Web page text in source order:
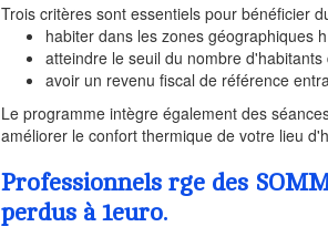
Trois critères sont essentiels pour bénéficier
habiter dans les zones géographiques
atteindre le seuil du nombre
avoir un revenu fiscal de référence
Le programme intègre également des
améliorer le confort thermique de votre lieu
Professionnels rge des
perdus à 1euro.